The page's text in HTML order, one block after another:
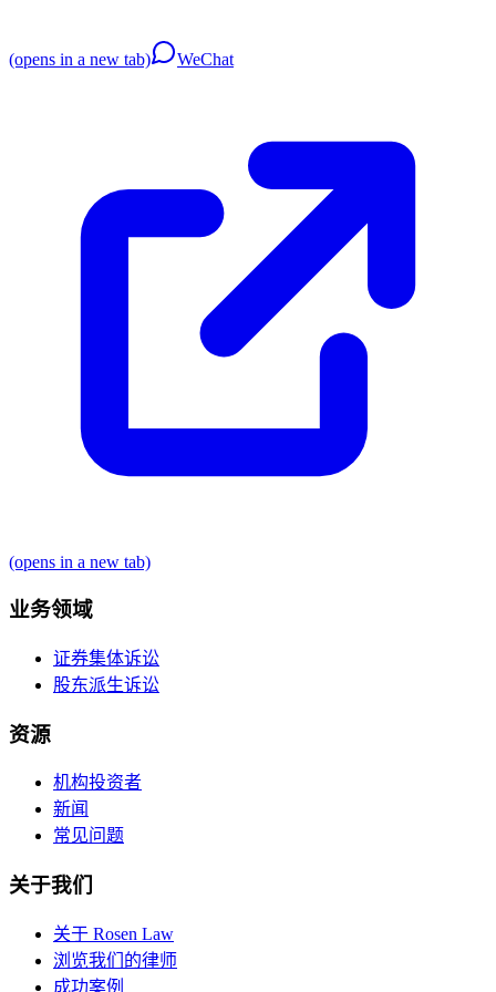
(opens in a new tab) WeChat
(opens in a new tab)
业务领域
证券集体诉讼
股东派生诉讼
资源
机构投资者
新闻
常见问题
关于我们
关于 Rosen Law
浏览我们的律师
成功案例